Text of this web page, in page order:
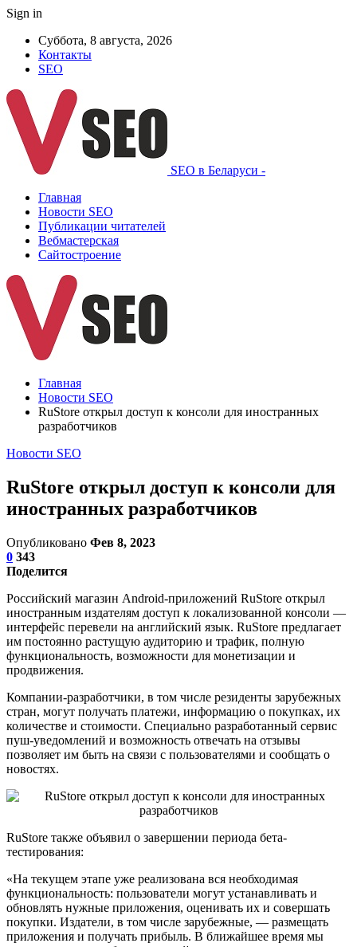
Sign in
Суббота, 8 августа, 2026
Контакты
SEO
SEO в Беларуси -
Главная
Новости SEO
Публикации читателей
Вебмастерская
Сайтостроение
Главная
Новости SEO
RuStore открыл доступ к консоли для иностранных
разработчиков
Новости SEO
RuStore открыл доступ к консоли для
иностранных разработчиков
Опубликовано Фев 8, 2023
0 343
Поделится
Российский магазин Android-приложений RuStore открыл
иностранным издателям доступ к локализованной консоли —
интерфейс перевели на английский язык. RuStore предлагает
им постоянно растущую аудиторию и трафик, полную
функциональность, возможности для монетизации и
продвижения.
Компании-разработчики, в том числе резиденты зарубежных
стран, могут получать платежи, информацию о покупках, их
количестве и стоимости. Специально разработанный сервис
пуш-уведомлений и возможность отвечать на отзывы
позволяет им быть на связи с пользователями и сообщать о
новостях.
RuStore также объявил о завершении периода бета-
тестирования:
«На текущем этапе уже реализована вся необходимая
функциональность: пользователи могут устанавливать и
обновлять нужные приложения, оценивать их и совершать
покупки. Издатели, в том числе зарубежные, — размещать
приложения и получать прибыль. В ближайшее время мы